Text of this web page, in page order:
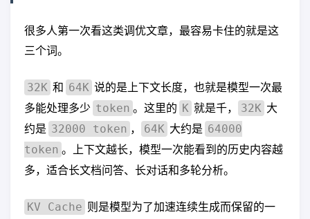
很多人第一次看这类调优文章，最容易卡住的就是这
三个词。
32K 和 64K 说的是上下文长度，也就是模型一次最
多能处理多少 token 。这里的 K 就是千， 32K 大
约是 32000 token ， 64K 大约是 64000
token 。上下文越长，模型一次能看到的历史内容越
多，适合长文档问答、长对话和多轮分析。
KV Cache 则是模型为了加速连续生成而保留的一